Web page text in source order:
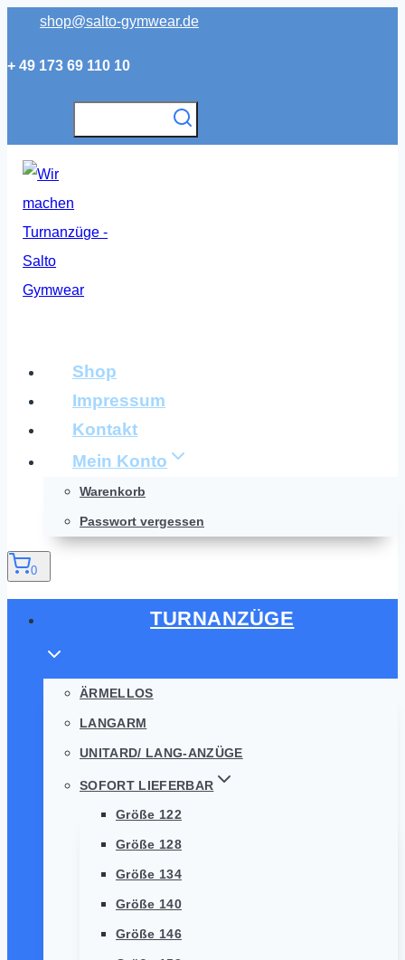
shop@salto-gymwear.de
+ 49 173 69 110 10
Shop
Impressum
Kontakt
Mein Konto
Warenkorb
Passwort vergessen
0
TURNANZÜGE
ÄRMELLOS
LANGARM
UNITARD/ LANG-ANZÜGE
SOFORT LIEFERBAR
Größe 122
Größe 128
Größe 134
Größe 140
Größe 146